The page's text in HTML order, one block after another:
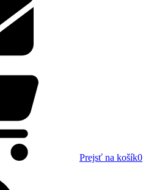
Prejsť na košík0